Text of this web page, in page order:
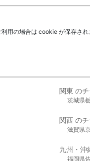
用の場合は cookie が保存さ
関東 の
茨城県
関西 の
滋賀県
九州・沖
福岡県